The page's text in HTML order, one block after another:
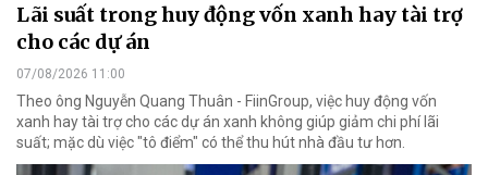
Lãi suất trong huy động vốn xanh hay tài trợ
cho các dự án
07/08/2026 11:00
Theo ông Nguyễn Quang Thuân - FiinGroup, việc huy động vốn
xanh hay tài trợ cho các dự án xanh không giúp giảm chi phí lãi
suất; mặc dù việc "tô điểm" có thể thu hút nhà đầu tư hơn.